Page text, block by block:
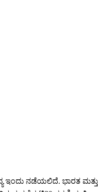
ಇಂದು ನಡೆಯಲಿದೆ. ಭಾರತ